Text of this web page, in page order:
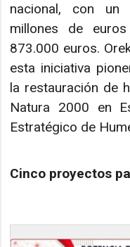
nacional, con un
millones de
873.000 euros.
esta iniciativa
la restauración de
Natura 2000 en
Estratégico de
Cinco proyectos